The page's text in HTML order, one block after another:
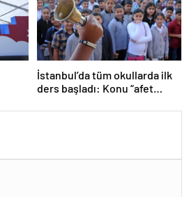
İstanbul’da tüm okullarda ilk
ders başladı: Konu “afet